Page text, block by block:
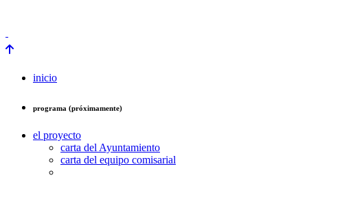
inicio
programa (próximamente)
el proyecto
carta del Ayuntamiento
carta del equipo comisarial